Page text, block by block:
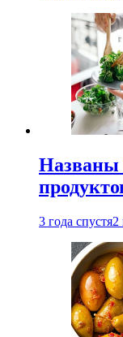
Названы
3 года спустя2